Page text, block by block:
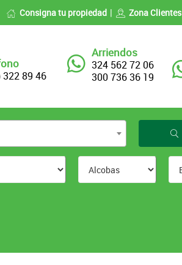
Consigna tu propiedad Zona Clientes
322 89 46
Arriendos
324 562 72 06
300 736 36 19